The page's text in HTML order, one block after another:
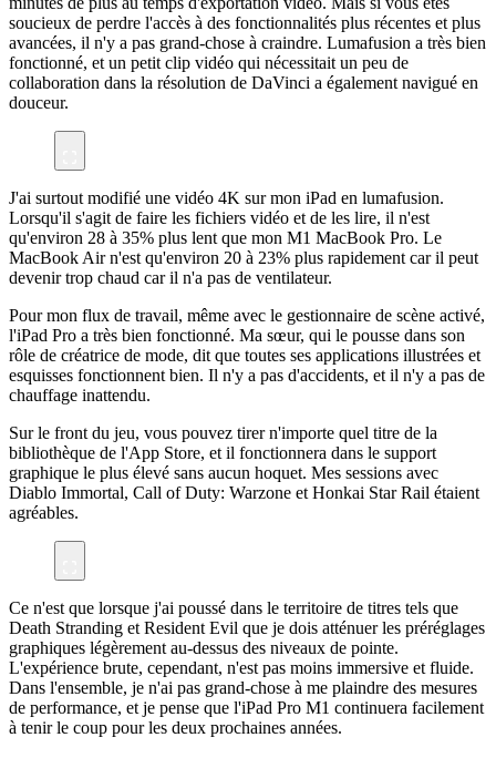
soucieux de perdre l'accès à des fonctionnalités plus récentes et plus
avancées, il n'y a pas grand-chose à craindre. Lumafusion a très bien
fonctionné, et un petit clip vidéo qui nécessitait un peu de
collaboration dans la résolution de DaVinci a également navigué en
douceur.
J'ai surtout modifié une vidéo 4K sur mon iPad en lumafusion.
Lorsqu'il s'agit de faire les fichiers vidéo et de les lire, il n'est
qu'environ 28 à 35% plus lent que mon M1 MacBook Pro. Le
MacBook Air n'est qu'environ 20 à 23% plus rapidement car il peut
devenir trop chaud car il n'a pas de ventilateur.
Pour mon flux de travail, même avec le gestionnaire de scène activé,
l'iPad Pro a très bien fonctionné. Ma sœur, qui le pousse dans son
rôle de créatrice de mode, dit que toutes ses applications illustrées et
esquisses fonctionnent bien. Il n'y a pas d'accidents, et il n'y a pas de
chauffage inattendu.
Sur le front du jeu, vous pouvez tirer n'importe quel titre de la
bibliothèque de l'App Store, et il fonctionnera dans le support
graphique le plus élevé sans aucun hoquet. Mes sessions avec
Diablo Immortal, Call of Duty: Warzone et Honkai Star Rail étaient
agréables.
Ce n'est que lorsque j'ai poussé dans le territoire de titres tels que
Death Stranding et Resident Evil que je dois atténuer les préréglages
graphiques légèrement au-dessus des niveaux de pointe.
L'expérience brute, cependant, n'est pas moins immersive et fluide.
Dans l'ensemble, je n'ai pas grand-chose à me plaindre des mesures
de performance, et je pense que l'iPad Pro M1 continuera facilement
à tenir le coup pour les deux prochaines années.